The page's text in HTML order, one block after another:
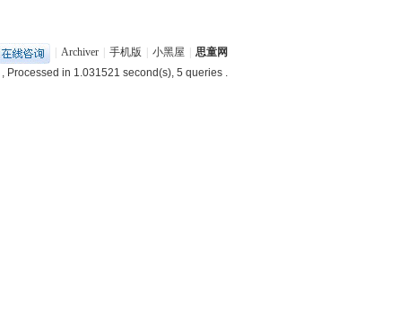
Archiver 手机版 小黑屋
思童网
, Processed in 1.031521 second(s), 5 queries .